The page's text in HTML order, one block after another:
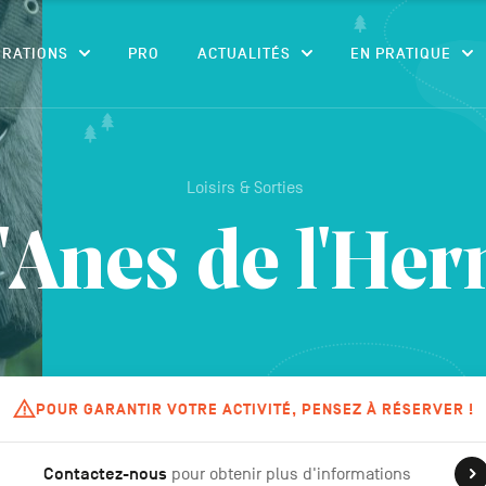
PRO ACTUALITÉS EN PRATIQUE
Loisirs & Sorties
de
POUR GARANTIR VOTRE ACTIVITÉ, PENSEZ À RÉSERVER !
Contactez-nous pour obtenir plus d'informations